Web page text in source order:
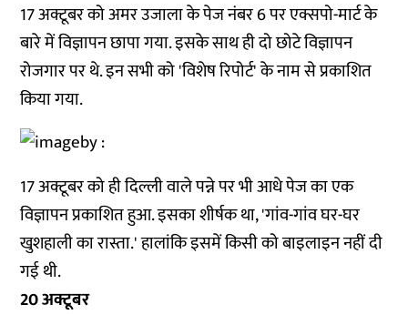
17 अक्टूबर को अमर उजाला के पेज नंबर 6 पर एक्सपो-मार्ट के
बारे में विज्ञापन छापा गया. इसके साथ ही दो छोटे विज्ञापन
रोजगार पर थे. इन सभी को 'विशेष रिपोर्ट' के नाम से प्रकाशित
किया गया.
17 अक्टूबर को ही दिल्ली वाले पन्ने पर भी आधे पेज का एक
विज्ञापन प्रकाशित हुआ. इसका शीर्षक था, 'गांव-गांव घर-घर
खुशहाली का रास्ता.' हालांकि इसमें किसी को बाइलाइन नहीं दी
गई थी.
20 अक्टूबर